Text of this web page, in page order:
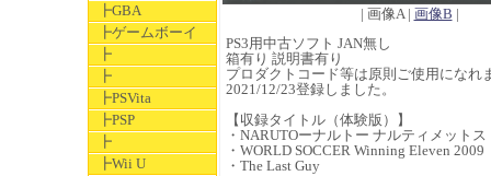
┣GBA
┣ゲームボーイ
┣
┣
┣PSVita
┣PSP
┣
┣Wii U
| 画像A | 画像B |
PS3用中古ソフト JAN無し
箱有り 説明書有り
プロダクトコード等は原則ご使用になれ
2021/12/23登録しました。
【収録タイトル（体験版）】
・NARUTOーナルトー ナルティメットス
・WORLD SOCCER Winning Eleven 2009
・The Last Guy